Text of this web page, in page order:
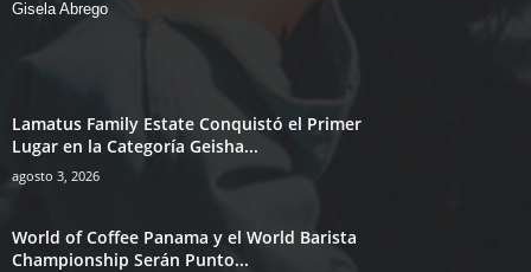
Gisela Abrego
Lamatus Family Estate Conquistó el Primer
Lugar en la Categoría Geisha...
agosto 3, 2026
World of Coffee Panama y el World Barista
Championship Serán Punto...